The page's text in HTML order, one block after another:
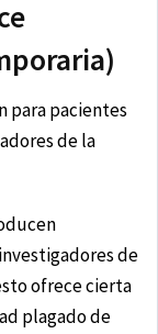
para pacientes
de la
de
ofrece cierta
plagado de